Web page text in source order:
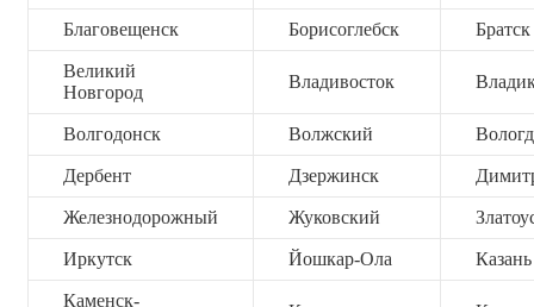
Благовещенск Борисоглебск Братск
Великий
Новгород
Владивосток
Волгодонск Волжский
Дербент Дзержинск
Железнодорожный Жуковский
Иркутск Йошкар-Ола Казань
Каменск-